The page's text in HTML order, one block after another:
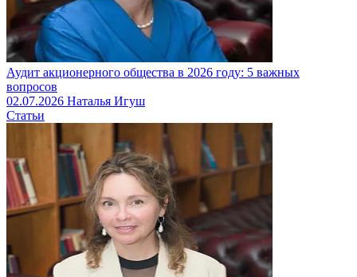
Аудит акционерного общества в 2026 году: 5 важных
вопросов
02.07.2026 Наталья Игуш
Статьи